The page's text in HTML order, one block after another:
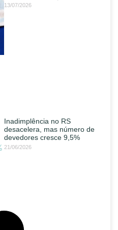
13/07/2026
Inadimplência no RS
desacelera, mas número de
devedores cresce 9,5%
21/06/2026